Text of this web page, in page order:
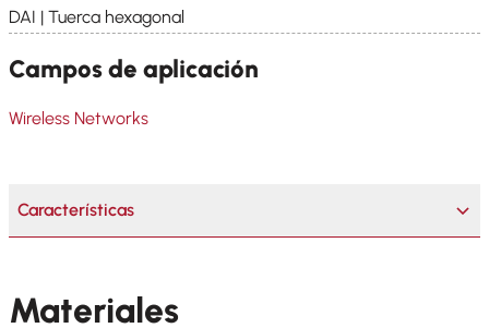
DAI | Tuerca hexagonal
Campos de aplicación
Wireless Networks
Características
Materiales